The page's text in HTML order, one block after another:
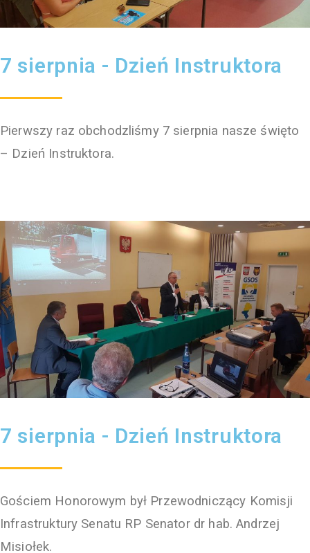
7 sierpnia - Dzień Instruktora
Pierwszy raz obchodzliśmy 7 sierpnia nasze święto
– Dzień Instruktora.
7 sierpnia - Dzień Instruktora
Gościem Honorowym był Przewodniczący Komisji
Infrastruktury Senatu RP Senator dr hab. Andrzej
Misiołek.